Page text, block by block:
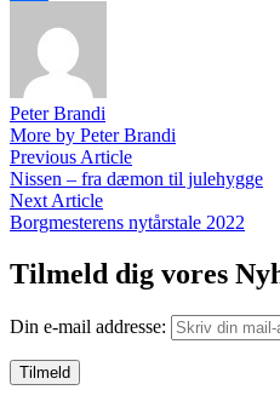
Peter Brandi
More by Peter Brandi
Indlægsnavigation
Previous ArticlePrevious
article:
Nissen – fra dæmon til julehygge
Next ArticleNext
article:
Borgmesterens nytårstale 2022
Tilmeld dig vores
Din e-mail addresse: